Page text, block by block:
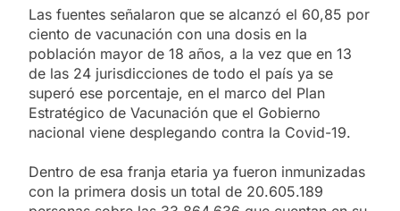
Las fuentes señalaron que se alcanzó el 60,85 por
ciento de vacunación con una dosis en la
población mayor de 18 años, a la vez que en 13
de las 24 jurisdicciones de todo el país ya se
superó ese porcentaje, en el marco del Plan
Estratégico de Vacunación que el Gobierno
nacional viene desplegando contra la Covid-19.
Dentro de esa franja etaria ya fueron inmunizadas
con la primera dosis un total de 20.605.189